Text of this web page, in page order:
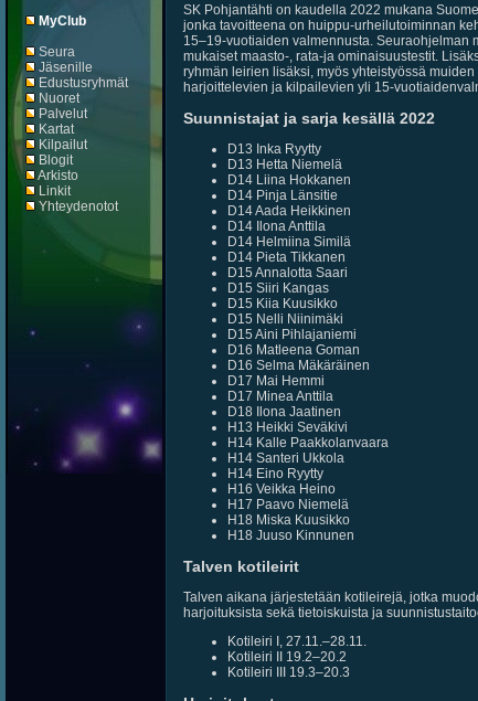
MyClub
Seura
Jäsenille
Edustusryhmät
Nuoret
Palvelut
Kartat
Kilpailut
Blogit
Arkisto
Linkit
Yhteydenotot
SK Pohjantähti on kaudella 2022 mukana
jonka tavoitteena on huippu-urheilutoiminnan
15–19-vuotiaiden valmennusta. Seuraohjelman
mukaiset maasto-, rata-ja ominaisuustestit.
ryhmän leirien lisäksi, myös yhteistyössä
harjoittelevien ja kilpailevien yli 15-
Suunnistajat ja sarja kesällä 2022
D13 Inka Ryytty
D13 Hetta Niemelä
D14 Liina Hokkanen
D14 Pinja Länsitie
D14 Aada Heikkinen
D14 Ilona Anttila
D14 Helmiina Similä
D14 Pieta Tikkanen
D15 Annalotta Saari
D15 Siiri Kangas
D15 Kiia Kuusikko
D15 Nelli Niinimäki
D15 Aini Pihlajaniemi
D16 Matleena Goman
D16 Selma Mäkäräinen
D17 Mai Hemmi
D17 Minea Anttila
D18 Ilona Jaatinen
H13 Heikki Seväkivi
H14 Kalle Paakkolanvaara
H14 Santeri Ukkola
H14 Eino Ryytty
H16 Veikka Heino
H17 Paavo Niemelä
H18 Miska Kuusikko
H18 Juuso Kinnunen
Talven kotileirit
Talven aikana järjestetään kotileirejä, jotka
harjoituksista sekä tietoiskuista ja
Kotileiri I, 27.11.–28.11.
Kotileiri II 19.2–20.2
Kotileiri III 19.3–20.3